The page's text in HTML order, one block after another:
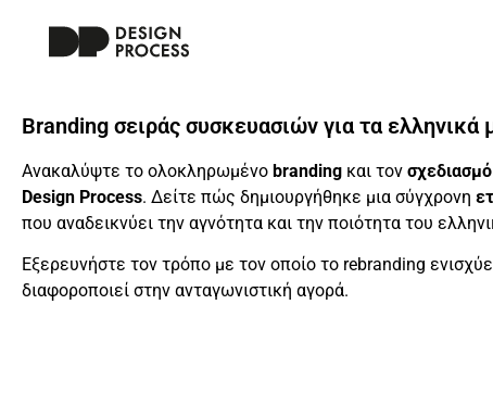
Branding σειράς συσκευασιών για τα ελληνικά
Ανακαλύψτε το ολοκληρωμένο branding και τον
Design Process. Δείτε πώς δημιουργήθηκε μια σύγχρονη
που αναδεικνύει την αγνότητα και την ποιότητα του
Εξερευνήστε τον τρόπο με τον οποίο το rebranding
διαφοροποιεί στην ανταγωνιστική αγορά.